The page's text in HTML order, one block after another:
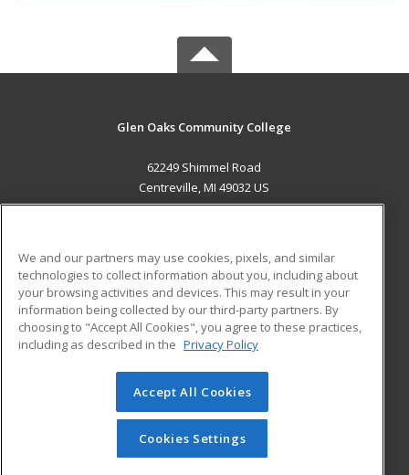
Glen Oaks Community College
62249 Shimmel Road
Centreville, MI 49032 US
ADDITIONAL RESOURCES
Military
Financial Assistance
Help
Student Blog
© 2026 ed2go, a division of Cengage Learning. All rights
reserved. The material on this site cannot be reproduced or
redistributed unless you have obtained prior written
permission from Cengage Learning.Privacy Policy
We and our partners may use cookies, pixels, and similar
technologies to collect information about you, including about
your browsing activities and devices. This may result in your
information being collected by our third-party partners. By
choosing to "Accept All Cookies", you agree to these practices,
including as described in the Privacy Policy
Accept All Cookies
Cookies Settings